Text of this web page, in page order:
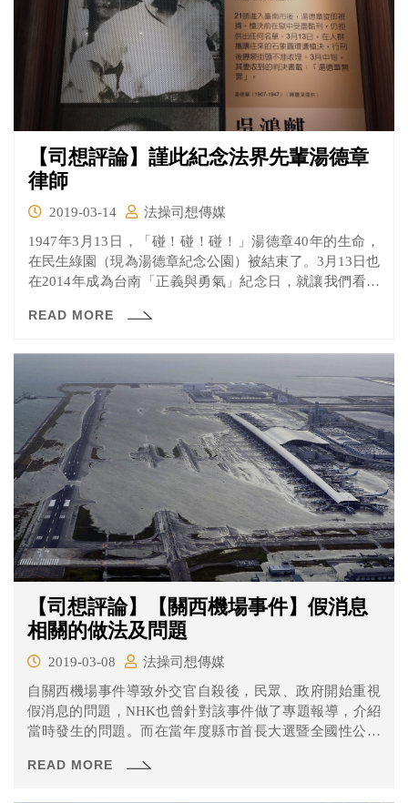
【司想評論】謹此紀念法界先輩湯德章
律師
2019-03-14
法操司想傳媒
1947年3月13日，「碰！碰！碰！」湯德章40年的生命，
在民生綠園（現為湯德章紀念公園）被結束了。3月13日也
在2014年成為台南「正義與勇氣」紀念日，就讓我們看看
READ MORE
【司想評論】【關西機場事件】假消息
相關的做法及問題
2019-03-08
法操司想傳媒
自關西機場事件導致外交官自殺後，民眾、政府開始重視
假消息的問題，NHK也曾針對該事件做了專題報導，介紹
當時發生的問題。而在當年度縣市首長大選暨全國性公民
假消息、虛假報導出現。為了解決這樣的問題，政府於
READ MORE